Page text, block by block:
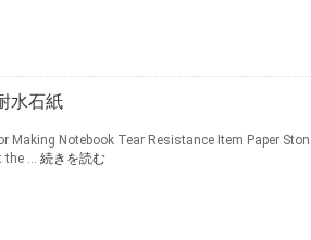
水石紙
Making Notebook Tear Resistance Item Paper
the ... 続きを読む